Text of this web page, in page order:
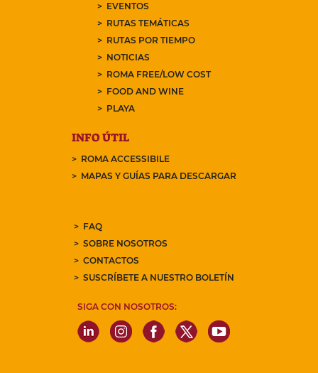
dati sarà limitata al tempo strettamente
necessario.
EVENTOS
RUTAS TEMÁTICAS
RUTAS POR TIEMPO
NOTICIAS
ROMA FREE/LOW COST
FOOD AND WINE
PLAYA
INFO ÚTIL
ROMA ACCESSIBILE
MAPAS Y GUÍAS PARA DESCARGAR
FAQ
SOBRE NOSOTROS
CONTACTOS
SUSCRÍBETE A NUESTRO BOLETÍN
SIGA CON NOSOTROS: